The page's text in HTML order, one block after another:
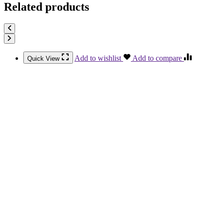
Related products
Quick View Add to wishlist Add to compare